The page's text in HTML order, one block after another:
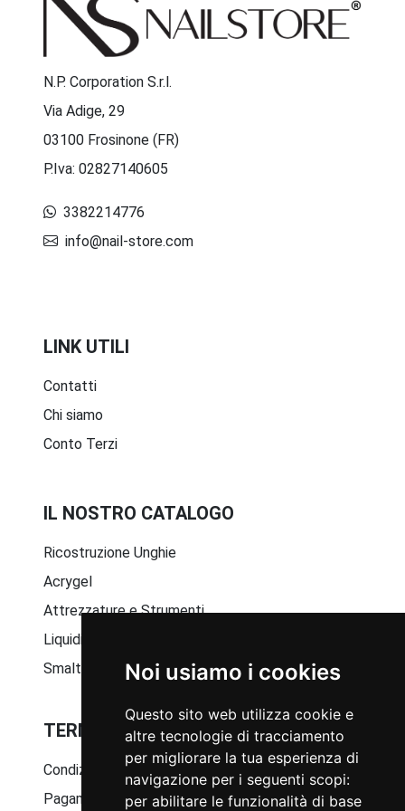
Noi usiamo i cookies
Questo sito web utilizza cookie e
altre tecnologie di tracciamento
per migliorare la tua esperienza di
navigazione per i seguenti scopi:
per abilitare le funzionalità di base
N.P. Corporation S.r.l.
Via Adige, 29
03100 Frosinone (FR)
P.Iva: 02827140605
3382214776
info@nail-store.com
LINK UTILI
Contatti
Chi siamo
Conto Terzi
IL NOSTRO CATALOGO
Ricostruzione Unghie
Acrygel
Attrezzature e Strumenti
Liquidi e Solventi
Smalto Semipermanente
TERMINI E CONDIZIONI GENERALI
Condizioni generali di vendita
Pagamenti disponibili